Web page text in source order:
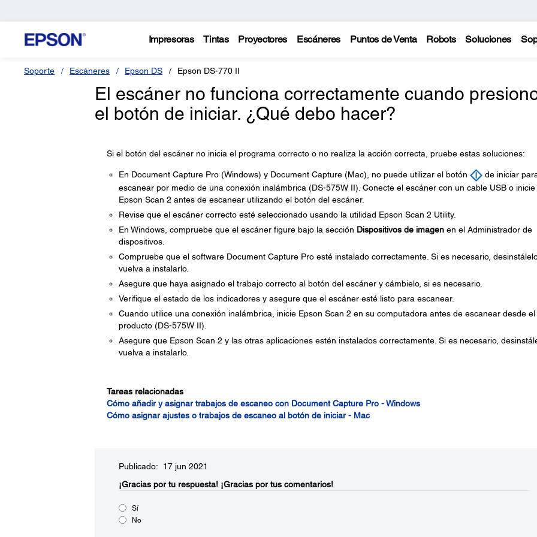
Impresoras Tintas Proyectores Escáneres Puntos de Venta Robots Soluciones
Soporte Escáneres Epson DS Epson DS-770 II
El escáner no funciona correctamente cuando
el botón de iniciar. ¿Qué debo hacer?
Si el botón del escáner no inicia el programa correcto o no realiza la acción correcta, pruebe estas soluciones:
En Document Capture Pro (Windows) y Document Capture (Mac), no puede utilizar el botón
de iniciar
escanear por medio de una conexión inalámbrica (DS-575W II). Conecte el escáner con un cable USB o inicie
Epson Scan 2 antes de escanear utilizando el botón del escáner.
Revise que el escáner correcto esté seleccionado usando la utilidad Epson Scan 2 Utility.
En Windows, compruebe que el escáner figure bajo la sección Dispositivos de imagenen el Administrador de
dispositivos.
Compruebe que el software Document Capture Pro esté instalado correctamente. Si es necesario,
vuelva a instalarlo.
Asegure que haya asignado el trabajo correcto al botón del escáner y cámbielo, si es necesario.
Verifique el estado de los indicadores y asegure que el escáner esté listo para escanear.
Cuando utilice una conexión inalámbrica, inicie Epson Scan 2 en su computadora antes de escanear desde el
producto (DS-575W II).
Asegure que Epson Scan 2 y las otras aplicaciones estén instalados correctamente. Si es necesario,
vuelva a instalarlo.
Tareas relacionadas
Cómo añadir y asignar trabajos de escaneo con Document Capture Pro - Windows
Cómo asignar ajustes o trabajos de escaneo al botón de iniciar - Mac
Publicado: 17 jun 2021
¡Gracias por tu respuesta! ¡Gracias por tus comentarios!
Sí
No